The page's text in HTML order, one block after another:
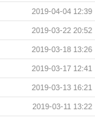
2019-04-04 12:39
2019-03-22 20:52
2019-03-18 13:26
2019-03-17 12:41
2019-03-13 16:21
2019-03-11 13:22